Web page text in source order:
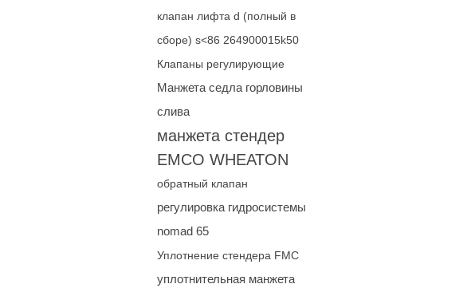
клапан лифта d (полный в
сборе) s<86 264900015k50
Клапаны регулирующие
Манжета седла горловины
слива
манжета стендер
EMCO WHEATON
обратный клапан
регулировка гидросистемы
nomad 65
Уплотнение стендера FMC
уплотнительная манжета